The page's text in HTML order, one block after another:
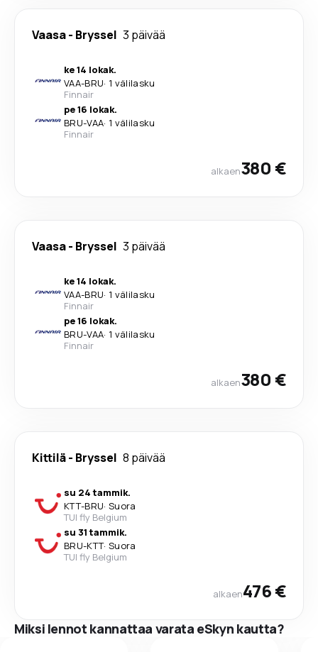
Vaasa- Bryssel 3 päivää
ke 14 lokak.
VAA-BRU· 1 välilasku
Finnair
pe 16 lokak.
BRU-VAA· 1 välilasku
Finnair
alkaen380 €
Vaasa- Bryssel 3 päivää
ke 14 lokak.
VAA-BRU· 1 välilasku
Finnair
pe 16 lokak.
BRU-VAA· 1 välilasku
Finnair
alkaen380 €
Kittilä- Bryssel 8 päivää
su 24 tammik.
KTT-BRU· Suora
TUI fly Belgium
su 31 tammik.
BRU-KTT· Suora
TUI fly Belgium
alkaen476 €
Miksi lennot kannattaa varata eSkyn kautta?